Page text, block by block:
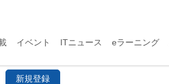
イベント ITニュース eラーニング
新規登録